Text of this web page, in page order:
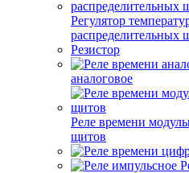
Регулятор
распределительных
Резистор
аналоговое
Реле времени
щитов